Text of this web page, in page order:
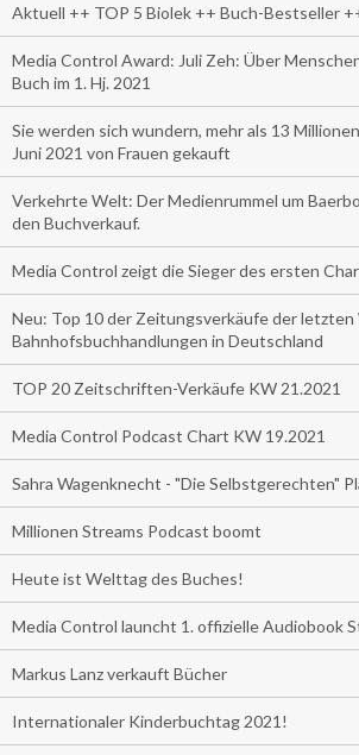
Aktuell ++ TOP 5 Biolek ++ Buch-Bestseller
Media Control Award: Juli Zeh: Über
Buch im 1. Hj. 2021
Sie werden sich wundern, mehr als 13
Juni 2021 von Frauen gekauft
Verkehrte Welt: Der Medienrummel um
den Buchverkauf.
Media Control zeigt die Sieger des ersten
Neu: Top 10 der Zeitungsverkäufe der letzten
Bahnhofsbuchhandlungen in Deutschland
TOP 20 Zeitschriften-Verkäufe KW 21.2021
Media Control Podcast Chart KW 19.2021
Sahra Wagenknecht - "Die Selbstgerechten"
Millionen Streams Podcast boomt
Heute ist Welttag des Buches!
Media Control launcht 1. offizielle Audiobook
Markus Lanz verkauft Bücher
Internationaler Kinderbuchtag 2021!